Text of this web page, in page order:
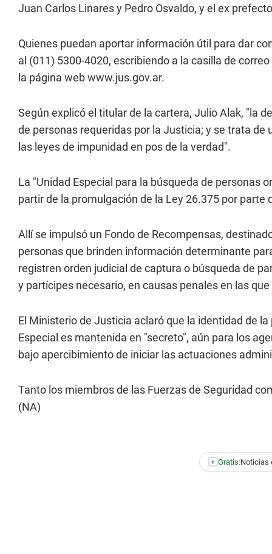
Juan Carlos Linares y Pedro Osvaldo, y el ex
Quienes puedan aportar información útil para dar
al (011) 5300-4020, escribiendo a la casilla de
la página web www.jus.gov.ar.
Según explicó el titular de la cartera, Julio Alak, "la
de personas requeridas por la Justicia; y se trata
las leyes de impunidad en pos de la verdad".
La "Unidad Especial para la búsqueda de personas
partir de la promulgación de la Ley 26.375 por parte
Allí se impulsó un Fondo de Recompensas,
personas que brinden información determinante
registren orden judicial de captura o búsqueda de
y partícipes necesario, en causas penales en las
El Ministerio de Justicia aclaró que la identidad de
Especial es mantenida en "secreto", aún para los
bajo apercibimiento de iniciar las actuaciones
Tanto los miembros de las Fuerzas de Seguridad
(NA)
+ Gratis:Noticias